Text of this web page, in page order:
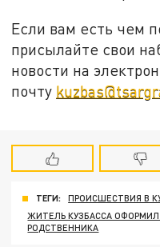
Если вам есть чем
присылайте свои
новости на
почту
ТЕГИ: ПРОИСШЕСТВИЯ В
ЖИТЕЛЬ КУЗБАССА
РОДСТВЕННИКА